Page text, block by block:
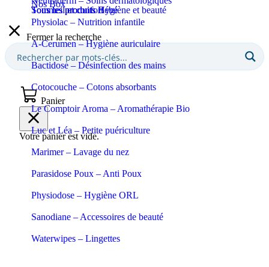
Sommeil et confort
Tous les produits Bébé
Tous les produits Hygiène et beauté
Physiolac – Nutrition infantile
A-Cerumen – Hygiène auriculaire
Bactidose – Désinfection des mains
Cotocouche – Cotons absorbants
Le Comptoir Aroma – Aromathérapie Bio
Luc et Léa – Petite puériculture
Marimer – Lavage du nez
Parasidose Poux – Anti Poux
Physiodose – Hygiène ORL
Sanodiane – Accessoires de beauté
Waterwipes – Lingettes
Nos Box
Fermer la recherche
Panier
Votre panier est vide.